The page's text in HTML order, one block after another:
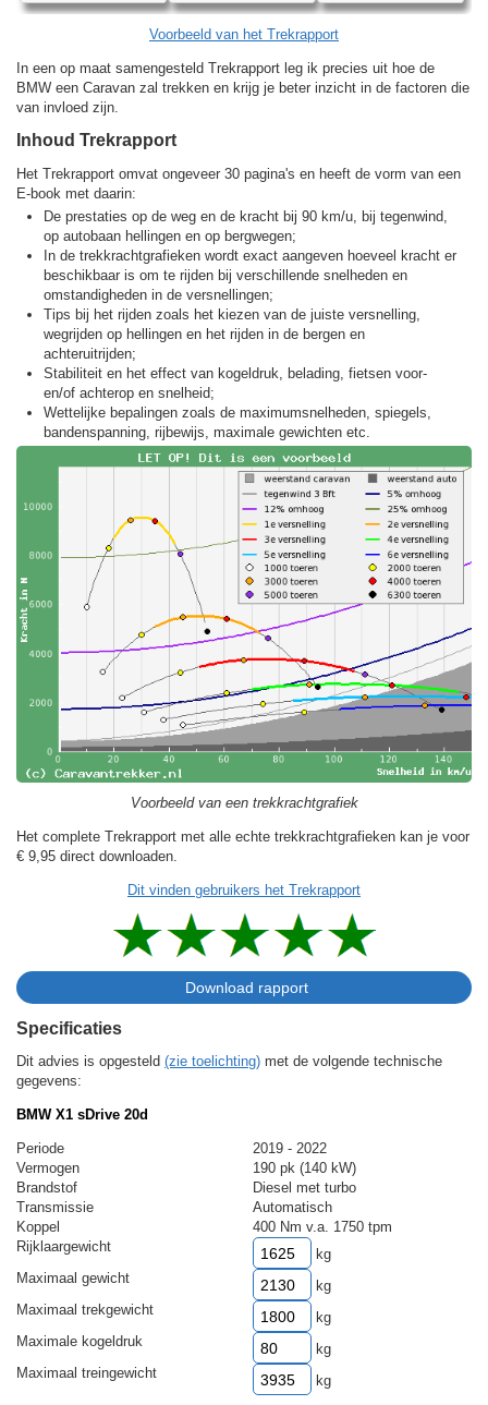
Voorbeeld van het Trekrapport
In een op maat samengesteld Trekrapport leg ik precies uit hoe de
BMW een Caravan zal trekken en krijg je beter inzicht in de factoren die
van invloed zijn.
Inhoud Trekrapport
Het Trekrapport omvat ongeveer 30 pagina's en heeft de vorm van een
E-book met daarin:
De prestaties op de weg en de kracht bij 90 km/u, bij tegenwind,
op autobaan hellingen en op bergwegen;
In de trekkracht­grafieken wordt exact aangeven hoeveel kracht er
beschikbaar is om te rijden bij verschillende snelheden en
omstandigheden in de versnellingen;
Tips bij het rijden zoals het kiezen van de juiste versnelling,
wegrijden op hellingen en het rijden in de bergen en
achteruitrijden;
Stabiliteit en het effect van kogeldruk, belading, fietsen voor-
en/of achterop en snelheid;
Wettelijke bepalingen zoals de maximumsnelheden, spiegels,
bandenspanning, rijbewijs, maximale gewichten etc.
Voorbeeld van een trekkrachtgrafiek
Het complete Trekrapport met alle echte trekkrachtgrafieken kan je voor
€ 9,95 direct downloaden.
Dit vinden gebruikers het Trekrapport
Specificaties
Dit advies is opgesteld (zie toelichting) met de volgende technische
gegevens:
BMW X1 sDrive 20d
Periode
2019 - 2022
Vermogen
190 pk (140 kW)
Brandstof
Diesel met turbo
Transmissie
Automatisch
Koppel
400 Nm v.a. 1750 tpm
Rijklaargewicht
kg
Maximaal gewicht
kg
Maximaal trekgewicht
kg
Maximale kogeldruk
kg
Maximaal treingewicht
kg